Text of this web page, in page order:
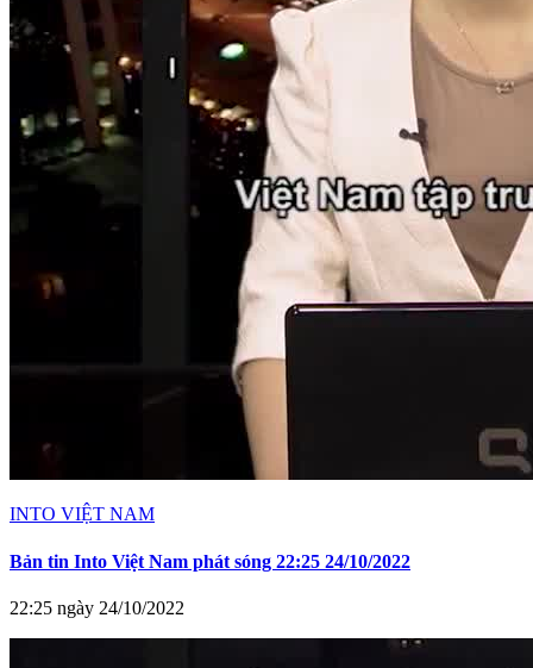
INTO VIỆT NAM
Bản tin Into Việt Nam phát sóng 22:25 24/10/2022
22:25 ngày 24/10/2022